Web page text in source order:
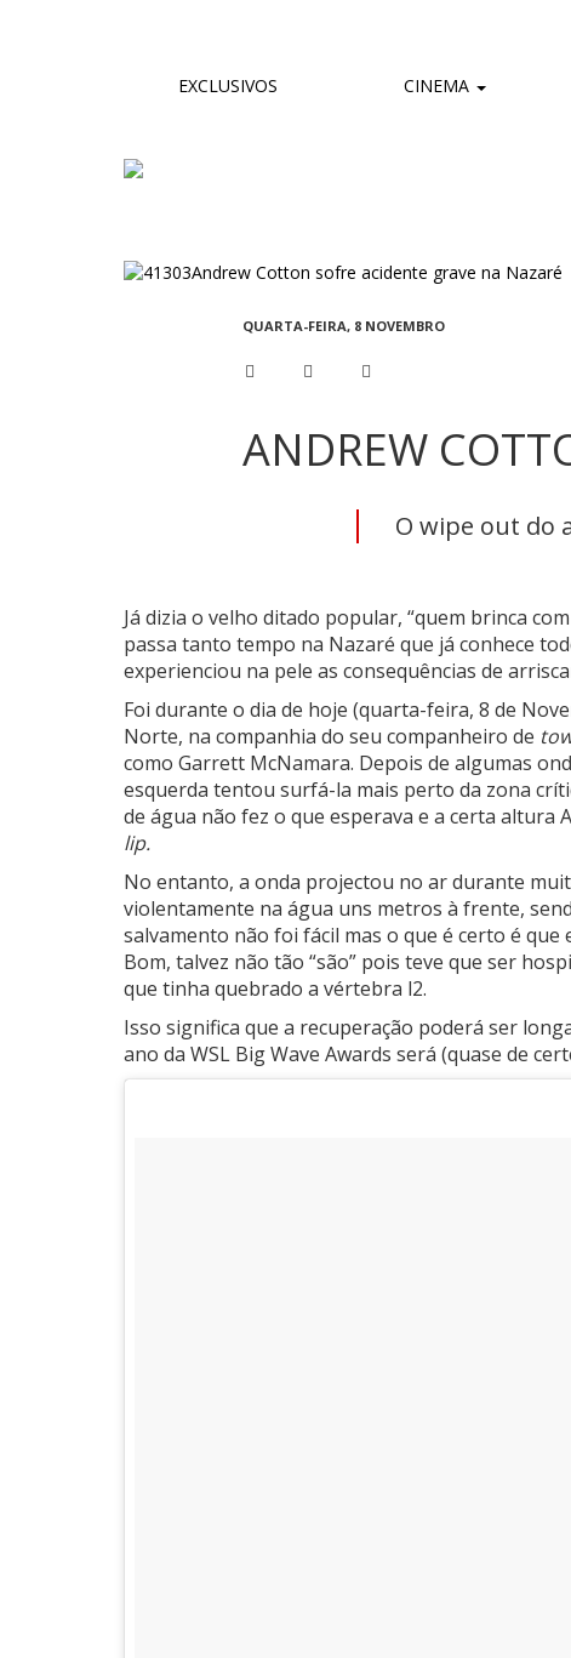
EXCLUSIVOS CINEMA
QUARTA-FEIRA, 8 NOVEMBRO
ANDREW
O wipe out do
Já dizia o velho ditado popular, “quem brinca
passa tanto tempo na Nazaré que já conhece
experienciou na pele as consequências de
Foi durante o dia de hoje (quarta-feira, 8 de
Norte, na companhia do seu companheiro de
como Garrett McNamara. Depois de algumas
esquerda tentou surfá-la mais perto da zona
de água não fez o que esperava e a certa
lip.
No entanto, a onda projectou no ar durante
violentamente na água uns metros à frente,
salvamento não foi fácil mas o que é certo é
Bom, talvez não tão “são” pois teve que ser
que tinha quebrado a vértebra l2.
Isso significa que a recuperação poderá ser
ano da WSL Big Wave Awards será (quase de